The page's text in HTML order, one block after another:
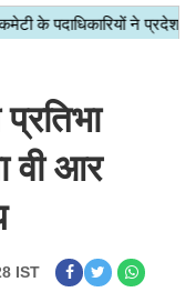
वी आर
IST